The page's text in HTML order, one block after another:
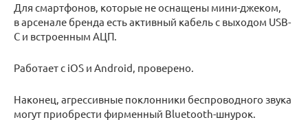
Для смартфонов, которые не оснащены мини-джеком,
в арсенале бренда есть активный кабель с выходом USB-
C и встроенным АЦП.
Работает с iOS и Android, проверено.
Наконец, агрессивные поклонники беспроводного звука
могут приобрести фирменный Bluetooth-шнурок.